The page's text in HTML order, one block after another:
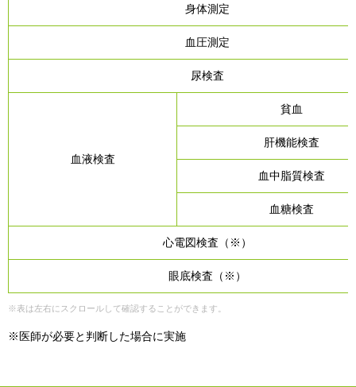
身体測定
血圧測定
尿検査
血液検査
貧血
肝機能検査
血中脂質検査
血糖検査
心電図検査（※）
眼底検査（※）
※表は左右にスクロールして確認することができます。
※医師が必要と判断した場合に実施